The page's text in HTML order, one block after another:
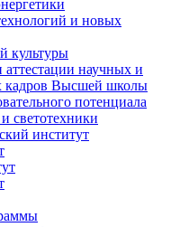
и новых
культуры
научных и
кадров Высшей школы
потенциала
светотехники
институт